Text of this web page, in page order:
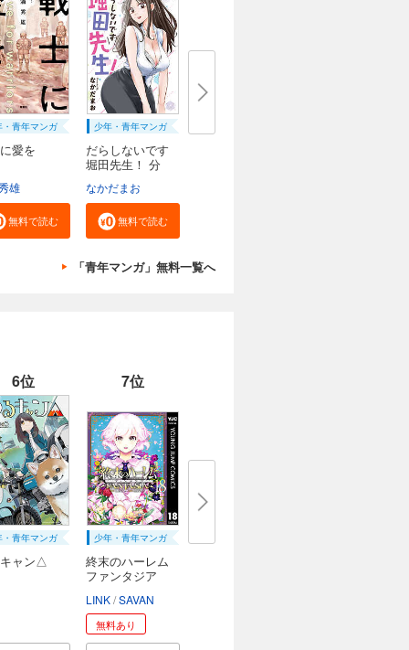
・青年マンガ
愛を
雄
無料で読む
少年・青年マンガ
だらしないです
堀田先生！ 分
なかだまお
無料で読む
「青年マンガ」無料一覧へ
6位
・青年マンガ
ャン△
7位
少年・青年マンガ
終末のハーレム
ファンタジア
LINK SAVAN
無料あり